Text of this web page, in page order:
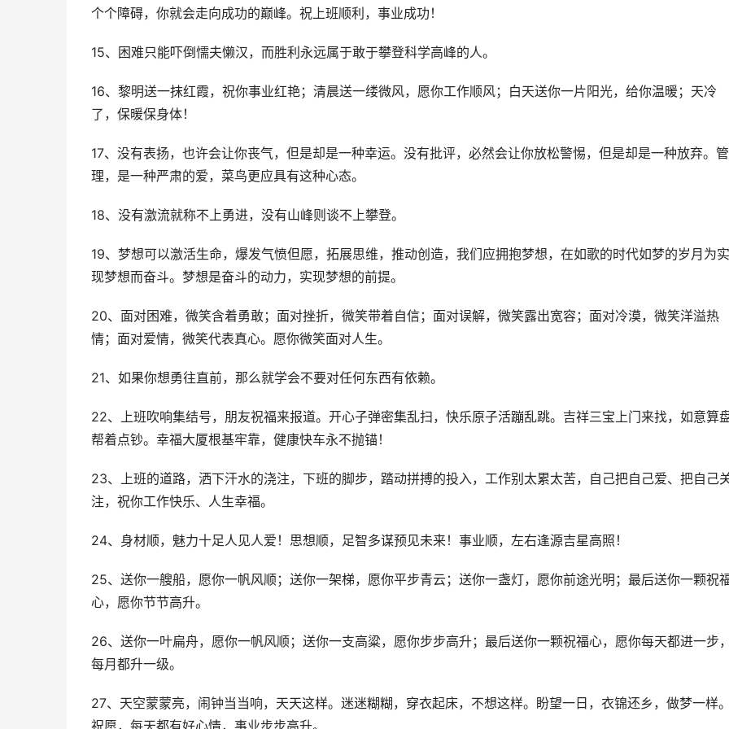
个个障碍，你就会走向成功的巅峰。祝上班顺利，事业成功！
15、困难只能吓倒懦夫懒汉，而胜利永远属于敢于攀登科学高峰的人。
16、黎明送一抹红霞，祝你事业红艳；清晨送一缕微风，愿你工作顺风；白天送你一片阳光，给你温暖；天冷
了，保暖保身体！
17、没有表扬，也许会让你丧气，但是却是一种幸运。没有批评，必然会让你放松警惕，但是却是一种放弃。管
理，是一种严肃的爱，菜鸟更应具有这种心态。
18、没有激流就称不上勇进，没有山峰则谈不上攀登。
19、梦想可以激活生命，爆发气愤但愿，拓展思维，推动创造，我们应拥抱梦想，在如歌的时代如梦的岁月为实
现梦想而奋斗。梦想是奋斗的动力，实现梦想的前提。
20、面对困难，微笑含着勇敢；面对挫折，微笑带着自信；面对误解，微笑露出宽容；面对冷漠，微笑洋溢热
情；面对爱情，微笑代表真心。愿你微笑面对人生。
21、如果你想勇往直前，那么就学会不要对任何东西有依赖。
22、上班吹响集结号，朋友祝福来报道。开心子弹密集乱扫，快乐原子活蹦乱跳。吉祥三宝上门来找，如意算
帮着点钞。幸福大厦根基牢靠，健康快车永不抛锚！
23、上班的道路，洒下汗水的浇注，下班的脚步，踏动拼搏的投入，工作别太累太苦，自己把自己爱、把自己
注，祝你工作快乐、人生幸福。
24、身材顺，魅力十足人见人爱！思想顺，足智多谋预见未来！事业顺，左右逢源吉星高照！
25、送你一艘船，愿你一帆风顺；送你一架梯，愿你平步青云；送你一盏灯，愿你前途光明；最后送你一颗祝
心，愿你节节高升。
26、送你一叶扁舟，愿你一帆风顺；送你一支高粱，愿你步步高升；最后送你一颗祝福心，愿你每天都进一步
每月都升一级。
27、天空蒙蒙亮，闹钟当当响，天天这样。迷迷糊糊，穿衣起床，不想这样。盼望一日，衣锦还乡，做梦一样